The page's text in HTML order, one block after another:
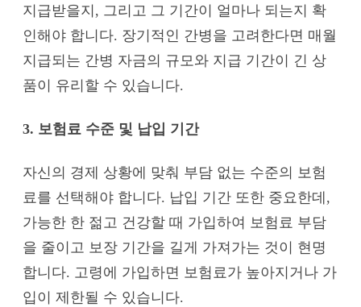
지급받을지, 그리고 그 기간이 얼마나 되는지 확
인해야 합니다. 장기적인 간병을 고려한다면 매월
지급되는 간병 자금의 규모와 지급 기간이 긴 상
품이 유리할 수 있습니다.
3. 보험료 수준 및 납입 기간
자신의 경제 상황에 맞춰 부담 없는 수준의 보험
료를 선택해야 합니다. 납입 기간 또한 중요한데,
가능한 한 젊고 건강할 때 가입하여 보험료 부담
을 줄이고 보장 기간을 길게 가져가는 것이 현명
합니다. 고령에 가입하면 보험료가 높아지거나 가
입이 제한될 수 있습니다.